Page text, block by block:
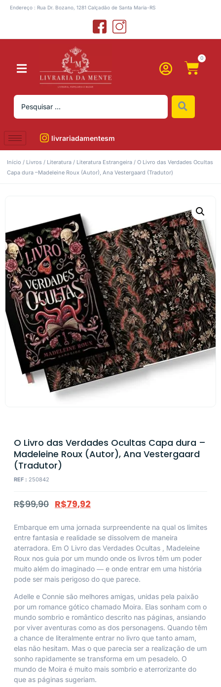
Endereço : Rua Dr. Bozano, 1281 Calçadão de Santa Maria-RS
0
livrariadamentesm
Início / Livros / Literatura / Literatura Estrangeira / O Livro das Verdades Ocultas
Capa dura –Madeleine Roux (Autor), Ana Vestergaard (Tradutor)
O Livro das Verdades Ocultas Capa dura –
Madeleine Roux (Autor), Ana Vestergaard
(Tradutor)
REF : 250842
R$99,90 R$79,92
Embarque em uma jornada surpreendente na qual os limites
entre fantasia e realidade se dissolvem de maneira
aterradora. Em O Livro das Verdades Ocultas , Madeleine
Roux nos guia por um mundo onde os livros têm um poder
muito além do imaginado ― e onde entrar em uma história
pode ser mais perigoso do que parece.
Adelle e Connie são melhores amigas, unidas pela paixão
por um romance gótico chamado Moira. Elas sonham com o
mundo sombrio e romântico descrito nas páginas, ansiando
por viver aventuras como as dos personagens. Quando têm
a chance de literalmente entrar no livro que tanto amam,
elas não hesitam. Mas o que parecia ser a realização de um
sonho rapidamente se transforma em um pesadelo. O
mundo de Moira é muito mais sombrio e aterrorizante do
que as páginas sugeriam.